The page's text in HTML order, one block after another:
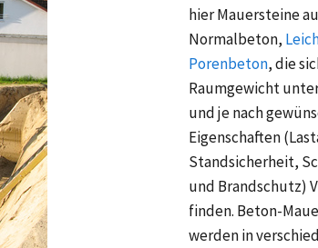
hier Mauersteine
Normalbeton,
Porenbeton, die
Raumgewicht
und je nach
Eigenschaften
Standsicherheit,
und Brandschutz)
finden. Beton-
werden in